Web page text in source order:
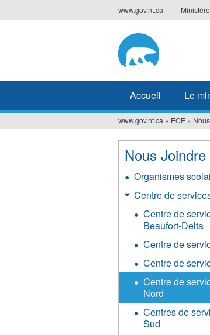
to
www.gov.nt.ca
Accueil Le
Vous
êtes
ici
www.gov.nt.ca » ECE »
Nous Joindre
Organismes
Centre de
Centre de
Beaufort-Delta
Centre de
Centre de
Centre de
Nord
Centres de
Sud